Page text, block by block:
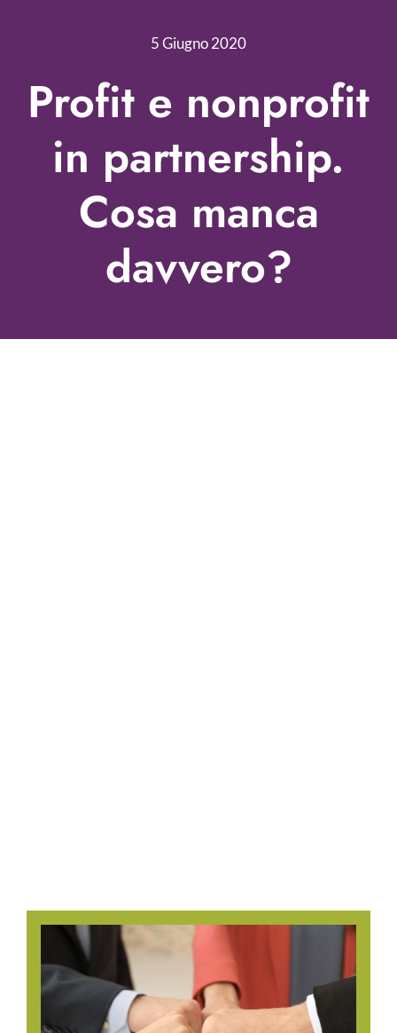
Nonprofit Blog
Libri
Multimedia
Come contattarci
5 Giugno 2020
Profit e nonprofit
in partnership.
Cosa manca
davvero?